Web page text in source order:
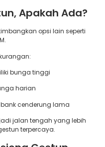
Apakah Ada?
opsi lain seperti
bunga tinggi
harian
cenderung lama
jalan tengah yang lebih
terpercaya.